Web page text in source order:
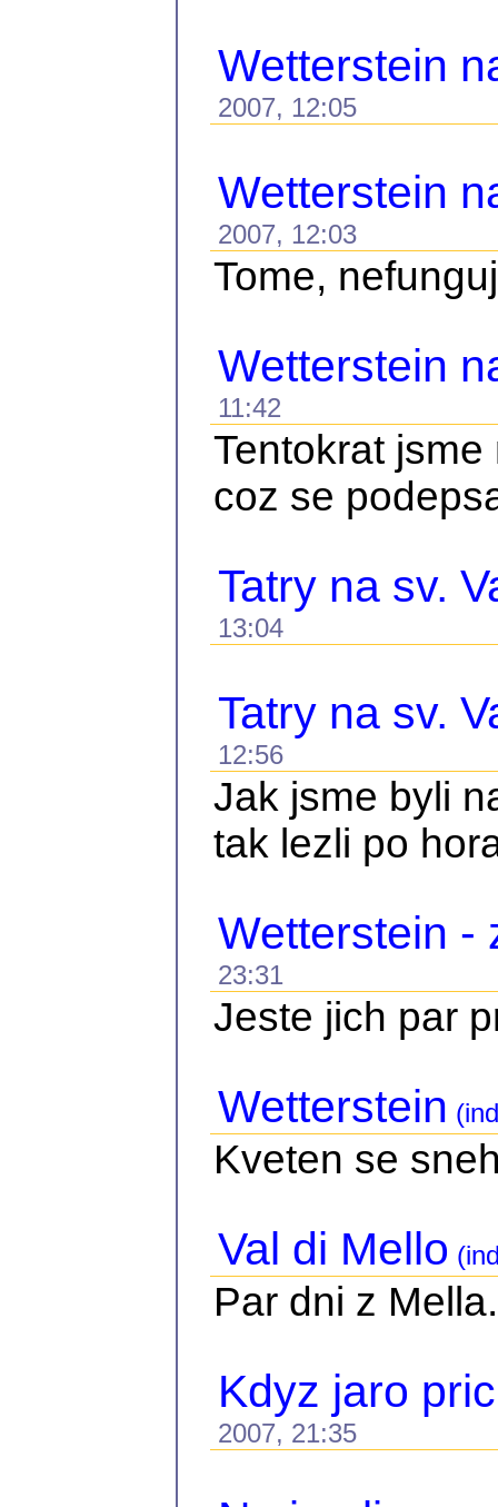
Wetterstein
2007, 12:05
Wetterstein
2007, 12:03
Tome,
Wetterstein
11:42
Tentokrat
coz se
Tatry na sv.
13:04
Tatry na sv.
12:56
Jak jsme byli
tak lezli po
Wetterstein -
23:31
Jeste jich par
Wetterstein
Kveten se
Val di Mello
Par dni z Mella.
Kdyz jaro
2007, 21:35